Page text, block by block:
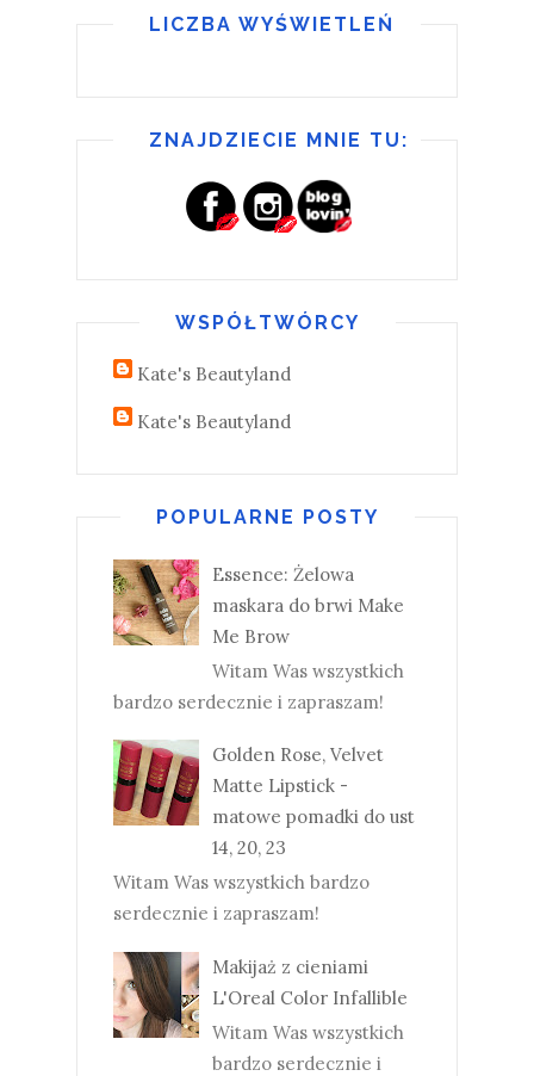
LICZBA WYŚWIETLEŃ
ZNAJDZIECIE MNIE TU:
WSPÓŁTWÓRCY
Kate's Beautyland
Kate's Beautyland
POPULARNE POSTY
Essence: Żelowa
maskara do brwi Make
Me Brow
Witam Was wszystkich
bardzo serdecznie i zapraszam!
Golden Rose, Velvet
Matte Lipstick -
matowe pomadki do ust
14, 20, 23
Witam Was wszystkich bardzo
serdecznie i zapraszam!
Makijaż z cieniami
L'Oreal Color Infallible
Witam Was wszystkich
bardzo serdecznie i